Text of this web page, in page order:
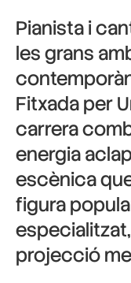
Pianista i
les grans
Fitxada per
carrera
energia
escènica
figura
projecció